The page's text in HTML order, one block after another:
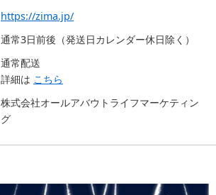
https://zima.jp/
通常3日前後（発送日カレンダー休日除く）
通常配送
詳細は こちら
株式会社オールアバウトライフマーケティン
グ